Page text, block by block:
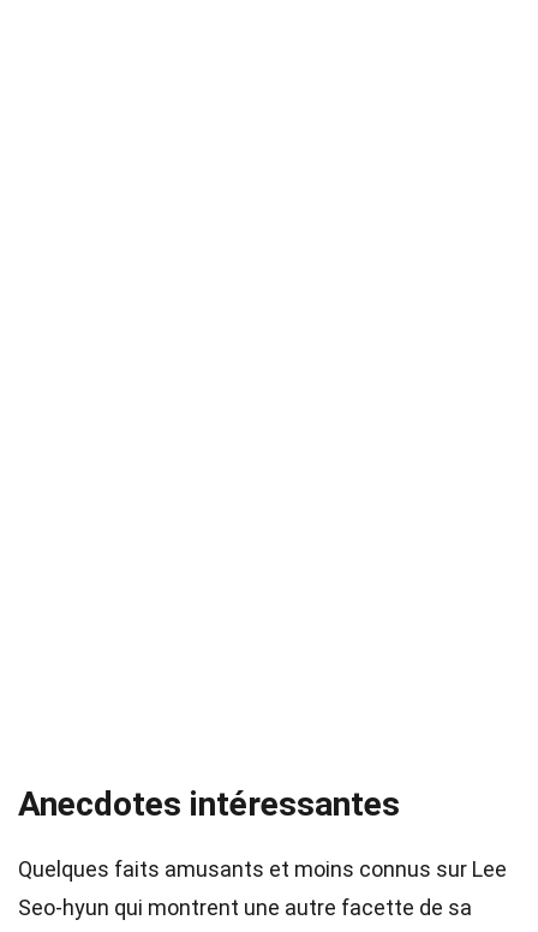
Anecdotes intéressantes
Quelques faits amusants et moins connus sur Lee
Seo-hyun qui montrent une autre facette de sa